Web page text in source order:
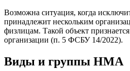
Возможна ситуация, когда
принадлежит нескольким
физлицам. Такой объект
организации (п. 5 ФСБУ 14/2022).
Виды и группы НМА